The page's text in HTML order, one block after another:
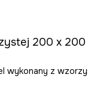
200 x 200
wykonany z